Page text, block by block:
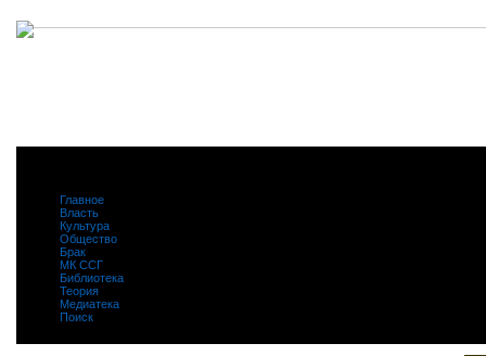
Главное
Власть
Культура
Общество
Брак
МК ССГ
Библиотека
Теория
Медиатека
Поиск